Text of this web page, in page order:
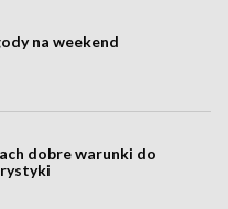
na weekend
dobre warunki do